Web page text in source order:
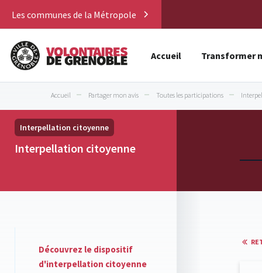
Les communes de la Métropole
Accueil Transformer
Accueil Partager mon avis Toutes les participations
Interpellation citoyenne
Interpellation citoyenne
Découvrez le dispositif
d'interpellation citoyenne